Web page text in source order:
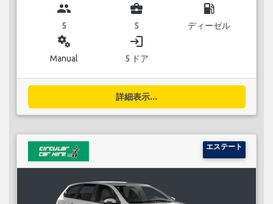
group
5
business_center
5
local_gas_station
ディーゼル
miscellaneous_services
Manual
login
5 ドア
詳細表示...
エステート